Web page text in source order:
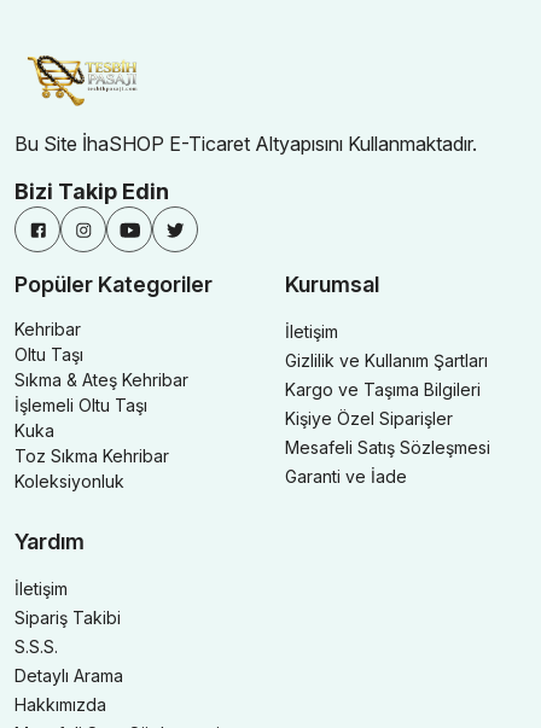
Bu Site İhaSHOP E-Ticaret Altyapısını Kullanmaktadır.
Bizi Takip Edin
Popüler Kategoriler
Kehribar
Oltu Taşı
Sıkma & Ateş Kehribar
İşlemeli Oltu Taşı
Kuka
Toz Sıkma Kehribar
Koleksiyonluk
Kurumsal
İletişim
Gizlilik ve Kullanım Şartları
Kargo ve Taşıma Bilgileri
Kişiye Özel Siparişler
Mesafeli Satış Sözleşmesi
Garanti ve İade
Yardım
İletişim
Sipariş Takibi
S.S.S.
Detaylı Arama
Hakkımızda